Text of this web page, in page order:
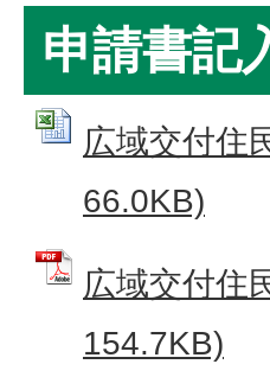
申請書記
広域交付住
66.0KB)
広域交付住
154.7KB)